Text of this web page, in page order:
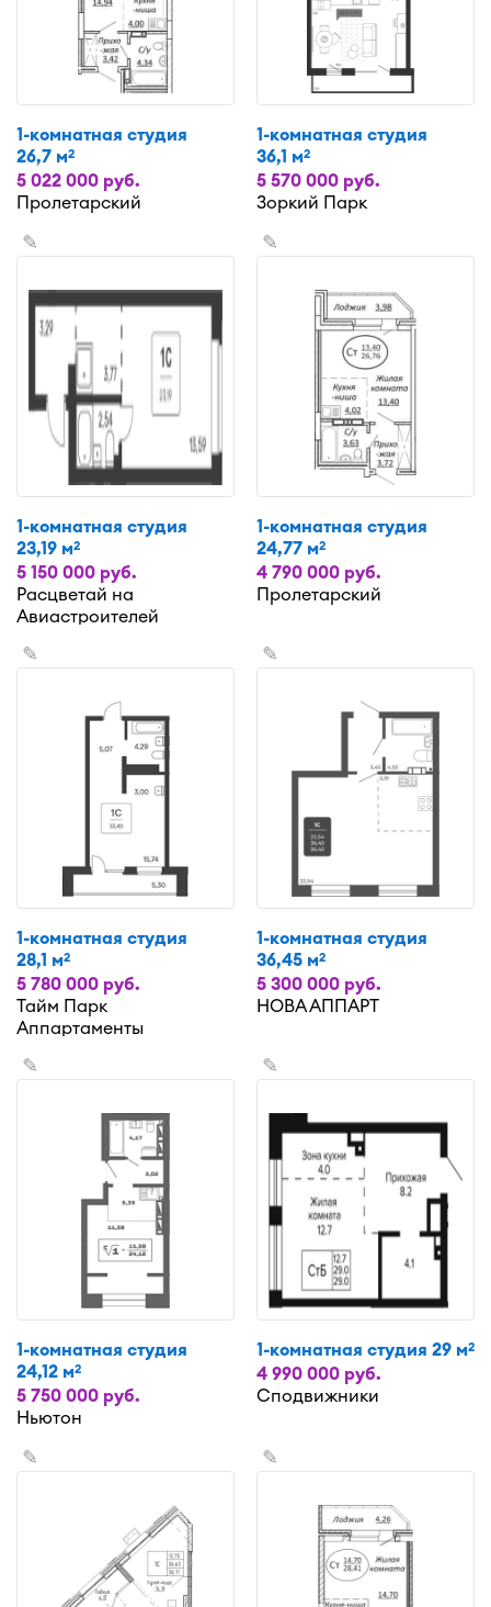
1-комнатная студия
26,7 м2
5 022 000 руб.
Пролетарский
1-комнатная студия
36,1 м2
5 570 000 руб.
Зоркий Парк
✎
1-комнатная студия
23,19 м2
5 150 000 руб.
Расцветай на
Авиастроителей
✎
1-комнатная студия
24,77 м2
4 790 000 руб.
Пролетарский
✎
1-комнатная студия
28,1 м2
5 780 000 руб.
Тайм Парк
Аппартаменты
✎
1-комнатная студия
36,45 м2
5 300 000 руб.
НОВА АППАРТ
✎
1-комнатная студия
24,12 м2
5 750 000 руб.
Ньютон
✎
1-комнатная студия 29 м2
4 990 000 руб.
Сподвижники
✎ ✎